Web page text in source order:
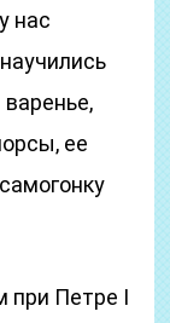
нас
ее
при Петре I